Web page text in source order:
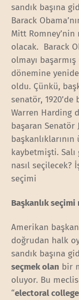
sandık başına
Barack
Mitt Romney’nin
olacak. Barack
olmayı
dönemine
oldu. Çünkü,
senatör,
Warren Harding
başaran Senatör
başkanlıklarının
kaybetmişti. Salı
nasıl seçilecek?
seçimi
Başkanlık seçimi
Amerikan
doğrudan halk
sandık başına
seçmek olan bir
oluyor. Bu
“electoral